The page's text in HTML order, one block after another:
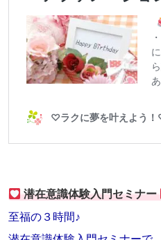
潜在意識体験入門セミナー
至福の３時間♪